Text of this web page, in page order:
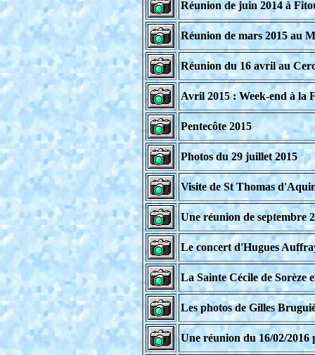
Réunion de juin 2014 à
Réunion de mars 2015 au
Réunion du 16 avril au
Avril 2015 : Week-end à la
Pentecôte 2015
Photos du 29 juillet 2015
Visite de St Thomas
Une réunion de septembre
Le concert d'Hugues
La Sainte Cécile de Sorèze
Les photos de Gilles
Une réunion du 16/02/2016